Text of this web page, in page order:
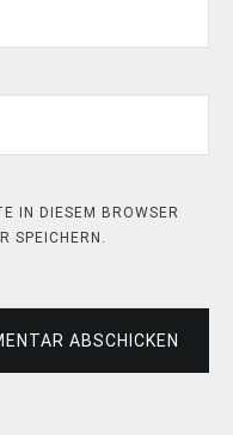
IN DIESEM BROWSER
SPEICHERN.
ABSCHICKEN